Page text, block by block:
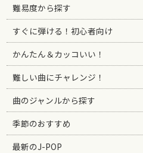
難易度から探す
すぐに弾ける！初心者向け
かんたん＆カッコいい！
難しい曲にチャレンジ！
曲のジャンルから探す
季節のおすすめ
最新のJ-POP